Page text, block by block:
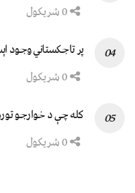
پر تاجکستاني
کله چې د خوارجو